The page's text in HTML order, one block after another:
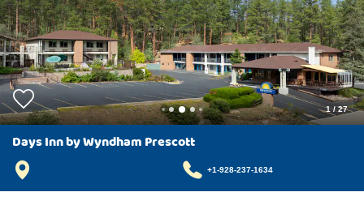
1/27
Days Inn by Wyndham Prescott
+1-928-237-1634